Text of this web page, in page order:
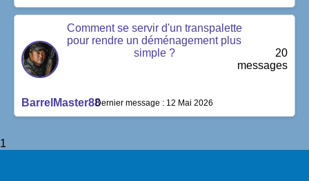
Comment se servir d'un transpalette
pour rendre un déménagement plus
simple ?
BarrelMaster88
20
messages
Dernier message : 12 Mai 2026
1